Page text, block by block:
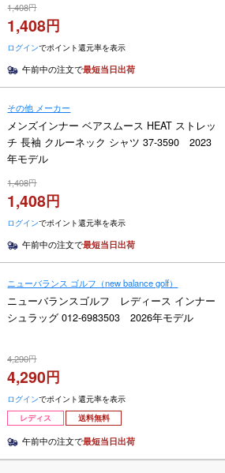
1,408
1,408
ログインでポイント還元率を表示
午前中の注文で最短当日出荷
その他 メーカー
メンズインナー ベアスムース HEAT ストレッ
チ 長袖 クルーネック シャツ 37-3590 2023
年モデル
1,408
1,408
ログインでポイント還元率を表示
午前中の注文で最短当日出荷
ニューバランス ゴルフ（new balance golf）
ニューバランスゴルフ レディース インナー
シュラッグ 012-6983503 2026年モデル
4,290
4,290
ログインでポイント還元率を表示
レディス
送料無料
午前中の注文で最短当日出荷